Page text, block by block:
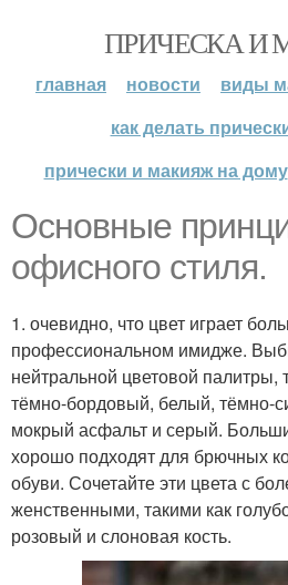
ПРИЧЕСКА И
главная новости
виды
как делать
прически и макияж на дому
Основные
офисного стиля.
1. очевидно, что цвет играет
профессиональном имидже.
нейтральной цветовой палитры,
тёмно-бордовый, белый, тёмно-
мокрый асфальт и серый.
хорошо подходят для брючных
обуви. Сочетайте эти цвета с
женственными, такими как
розовый и слоновая кость.